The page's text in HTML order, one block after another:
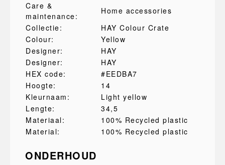
Care &
maintenance:
Home accessories
Collectie:
HAY Colour Crate
Colour:
Yellow
Designer:
HAY
Designer:
HAY
HEX code:
#EEDBA7
Hoogte:
14
Kleurnaam:
Light yellow
Lengte:
34,5
Materiaal:
100% Recycled plastic
Material:
100% Recycled plastic
ONDERHOUD